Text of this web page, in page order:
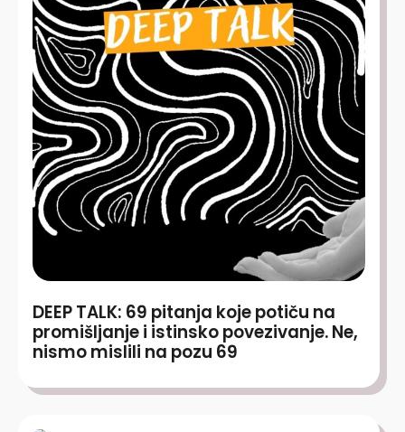
DEEP TALK: 69 pitanja koje potiču na
promišljanje i istinsko povezivanje. Ne,
nismo mislili na pozu 69